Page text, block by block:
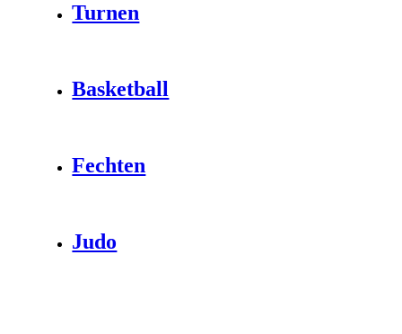
Turnen
Basketball
Fechten
Judo